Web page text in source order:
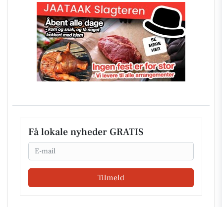
Få lokale nyheder GRATIS
Email
Tilmeld